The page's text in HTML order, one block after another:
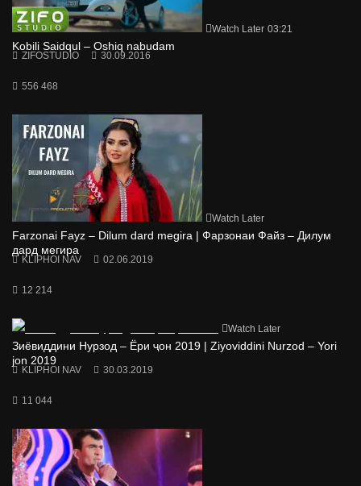
Watch Later 03:21
Kobili Saidqul – Oshiq nabudam
ZIFOSTUDIO 30.09.2016
556 468
Watch Later
Farzonai Fayz – Dilum dard megira | Фарзонаи Файз – Дилум
дард мегира
KLIPHOI NAV 02.06.2019
12 214
Watch Later
Зиёвиддини Нурзод – Ёри ҷон 2019 | Ziyoviddini Nurzod – Yori
jon 2019
KLIPHOI NAV 30.03.2019
11 044